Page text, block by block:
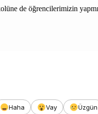
de öğrencilerimizin
Haha Vay Üzgün